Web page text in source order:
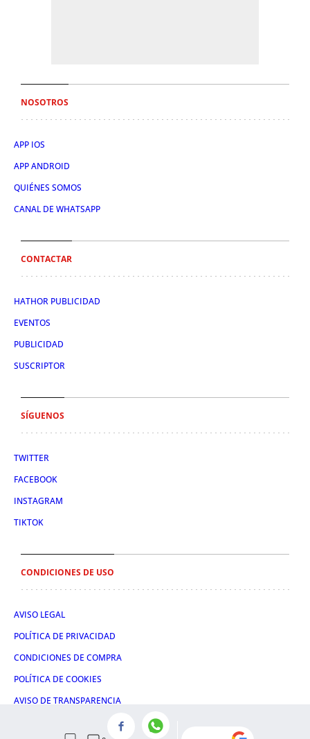
NOSOTROS
APP IOS
APP ANDROID
QUIÉNES SOMOS
CANAL DE WHATSAPP
CONTACTAR
HATHOR PUBLICIDAD
EVENTOS
PUBLICIDAD
SUSCRIPTOR
SÍGUENOS
TWITTER
FACEBOOK
INSTAGRAM
TIKTOK
CONDICIONES DE USO
AVISO LEGAL
POLÍTICA DE PRIVACIDAD
CONDICIONES DE COMPRA
POLÍTICA DE COOKIES
AVISO DE TRANSPARENCIA